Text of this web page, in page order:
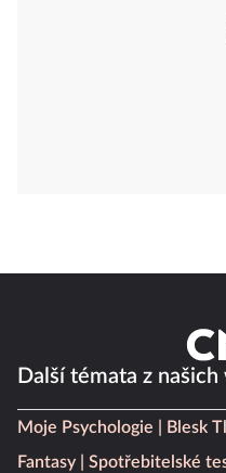
Další témata z našich
Moje Psychologie Blesk
Fantasy
Spotřebitelské